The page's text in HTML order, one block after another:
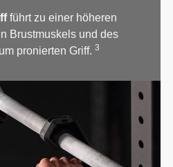
führt zu einer höheren
Brustmuskels und des
pronierten Griff.3